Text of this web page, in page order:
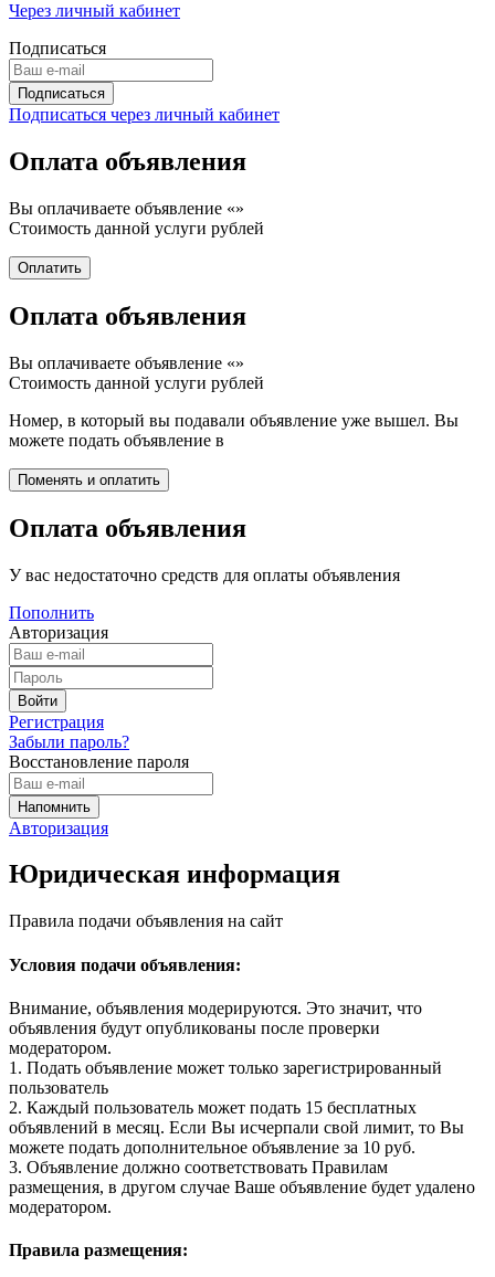
Через личный кабинет
Подписаться
Подписаться через личный кабинет
Оплата объявления
Вы оплачиваете объявление «»
Стоимость данной услуги рублей
Оплата объявления
Вы оплачиваете объявление «»
Стоимость данной услуги рублей
Номер, в который вы подавали объявление уже вышел. Вы
можете подать объявление в
Оплата объявления
У вас недостаточно средств для оплаты объявления
Пополнить
Авторизация
Регистрация
Забыли пароль?
Восстановление пароля
Авторизация
Юридическая информация
Правила подачи объявления на сайт
Условия подачи объявления:
Внимание, объявления модерируются. Это значит, что
объявления будут опубликованы после проверки
модератором.
1. Подать объявление может только зарегистрированный
пользователь
2. Каждый пользователь может подать 15 бесплатных
объявлений в месяц. Если Вы исчерпали свой лимит, то Вы
можете подать дополнительное объявление за 10 руб.
3. Объявление должно соответствовать Правилам
размещения, в другом случае Ваше объявление будет удалено
модератором.
Правила размещения: